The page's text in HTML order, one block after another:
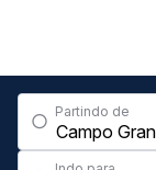
Partindo de